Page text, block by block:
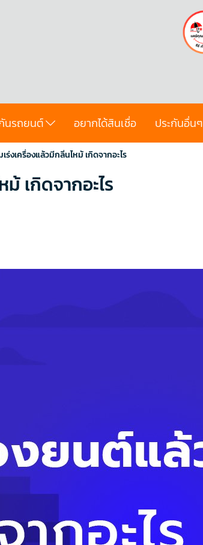
นรถยนต์ อยากได้สินเชื่อ ประกันอื่นๆ
เร่งเครื่องแล้วมีกลิ่นไหม้ เกิดจากอะไร
เกิดจากอะไร